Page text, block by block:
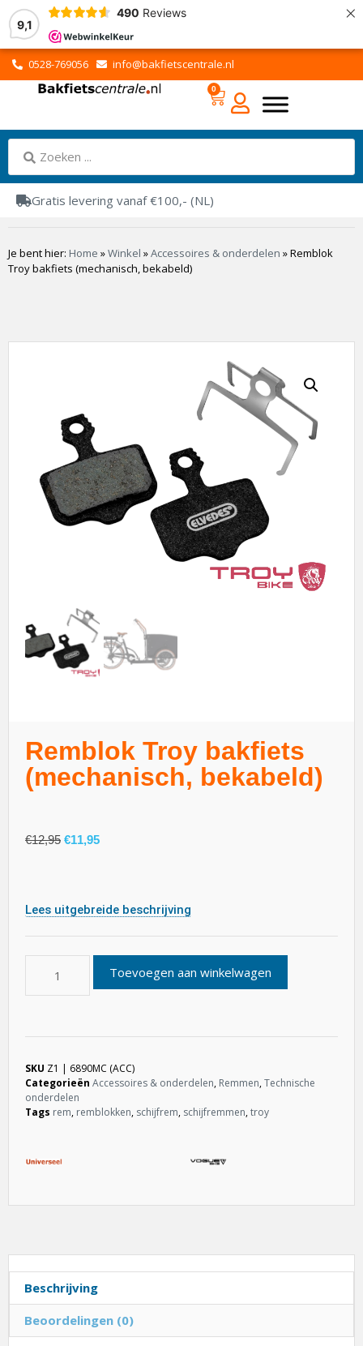
9,1
490 Reviews ×
0528-769056 info@bakfietscentrale.nl
0
Gratis levering vanaf €100,- (NL)
Je bent hier: Home »Winkel »Accessoires & onderdelen »Remblok
Troy bakfiets (mechanisch, bekabeld)
Remblok Troy bakfiets
(mechanisch, bekabeld)
€12,95 €11,95
Lees uitgebreide beschrijving
Toevoegen aan winkelwagen
SKU Z1 | 6890MC (ACC)
Categorieën Accessoires & onderdelen, Remmen,Technische
onderdelen
Tags rem, remblokken, schijfrem, schijfremmen,troy
Beschrijving
Beoordelingen (0)